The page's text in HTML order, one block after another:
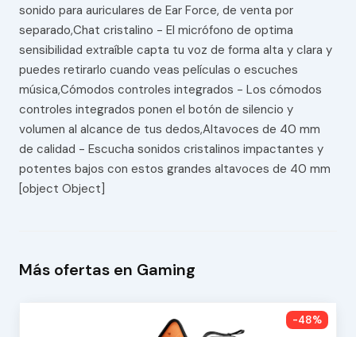
sonido para auriculares de Ear Force, de venta por
separado,Chat cristalino - El micrófono de optima
sensibilidad extraíble capta tu voz de forma alta y clara y
puedes retirarlo cuando veas películas o escuches
música,Cómodos controles integrados - Los cómodos
controles integrados ponen el botón de silencio y
volumen al alcance de tus dedos,Altavoces de 40 mm
de calidad - Escucha sonidos cristalinos impactantes y
potentes bajos con estos grandes altavoces de 40 mm
[object Object]
Más ofertas en Gaming
-48%